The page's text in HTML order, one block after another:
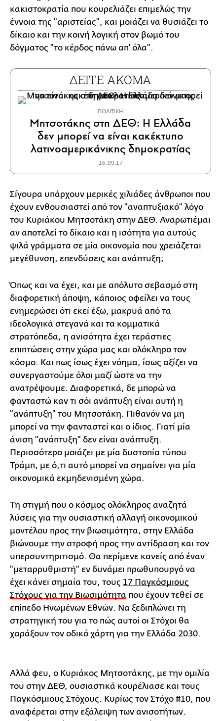
κακιστοκρατία που κουρελιάζει επιμελώς την
έννοια της "αριστείας", και μοιάζει να θυσιάζει το
δίκαιο και την κοινή λογική στον βωμό του
δόγματος "το κέρδος πάνω απ' όλα".
ΔΕΙΤΕ ΑΚΟΜΑ
ΠΟΛΙΤΙΚΗ
Μητσοτάκης στη ΔΕΘ: H Ελλάδα
δεν μπορεί να είναι κακέκτυπο
λατινοαμερικάνικης δημοκρατίας
16.09.17
Σίγουρα υπάρχουν μερικές χιλιάδες άνθρωποι που
έχουν ενθουσιαστεί από τον "αναπτυξιακό" λόγο
του Κυριάκου Μητσοτάκη στην ΔΕΘ. Αναρωτιέμαι
αν αποτελεί το δίκαιο και η ισότητα για αυτούς
ψιλά γράμματα σε μία οικονομία που χρειάζεται
μεγέθυνση, επενδύσεις και ανάπτυξη;
Όπως και να έχει, και με απόλυτο σεβασμό στη
διαφορετική άποψη, κάποιος οφείλει να τους
ενημερώσει ότι εκεί έξω, μακρυά από τα
ιδεολογικά στεγανά και τα κομματικά
στρατόπεδα, η ανισότητα έχει τεράστιες
επιπτώσεις στην χώρα μας και ολόκληρο τον
κόσμο. Και πως ίσως έχει νόημα, ίσως αξίζει να
συνεργαστούμε όλοι μαζί ώστε να την
ανατρέψουμε. Διαφορετικά, δε μπορώ να
φανταστώ καν τι σόι ανάπτυξη είναι αυτή η
"ανάπτυξη" του Μητσοτάκη. Πιθανόν να μη
μπορεί να την φανταστεί και ο ίδιος. Γιατί μία
άνιση "ανάπτυξη" δεν είναι ανάπτυξη.
Περισσότερο μοιάζει με μία δυστοπία τύπου
Τράμπ, με ό,τι αυτό μπορεί να σημαίνει για μία
οικονομικά εκμηδενισμένη χώρα.
Τη στιγμή που ο κόσμος ολόκληρος αναζητά
λύσεις για την ουσιαστική αλλαγή οικονομικού
μοντέλου προς την βιωσιμότητα, στην Ελλάδα
βιώνουμε την στροφή προς την αντίδραση και τον
υπερσυντηριτισμό. Θα περίμενε κανείς από έναν
"μεταρρυθμιστή" εν δυνάμει πρωθυπουργό να
έχει κάνει σημαία του, τους 17 Παγκόσμιους
Στόχους για την Βιωσιμότητα που έχουν τεθεί σε
επίπεδο Ηνωμένων Εθνών. Να ξεδιπλώνει τη
στρατηγική του για το πώς αυτοί οι Στόχοι θα
χαράξουν τον οδικό χάρτη για την Ελλάδα 2030.
Αλλά φευ, ο Κυριάκος Μητσοτάκης, με την ομιλία
του στην ΔΕΘ, ουσιαστικά κουρέλιασε και τους
Παγκόσμιους Στόχους. Κυρίως τον Στόχο #10, που
αναφέρεται στην εξάλειψη των ανισοτήτων.